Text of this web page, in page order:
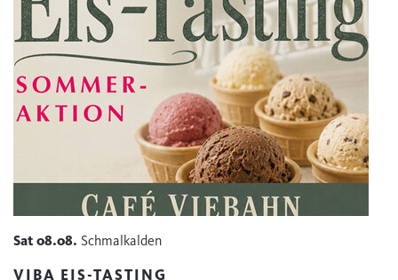
Sat 08.08. Schmalkalden
VIBA EIS-TASTING